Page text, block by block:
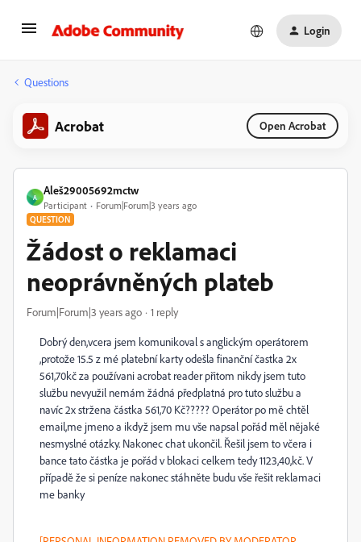
Login
Questions
Acrobat Open Acrobat
A
Aleš29005692mctw
Participant Forum|Forum|3 years ago
QUESTION
Žádost o reklamaci
neoprávněných plateb
Forum|Forum|3 years ago 1 reply
Dobrý den,vcera jsem komunikoval s anglickým operátorem
,protože 15.5 z mé platební karty odešla finanční častka 2x
561,70kč za používani acrobat reader přitom nikdy jsem tuto
službu nevyužil nemám žádná předplatná pro tuto službu a
navíc 2x stržena částka 561,70 Kč????? Operátor po mě chtěl
email,me jmeno a ikdyž jsem mu vše napsal pořád měl nějaké
nesmyslné otázky. Nakonec chat ukončil. Řešil jsem to včera i
bance tato částka je pořád v blokaci celkem tedy 1123,40,kč. V
případě že si peníze nakonec stáhněte budu vše řešit reklamaci
me banky